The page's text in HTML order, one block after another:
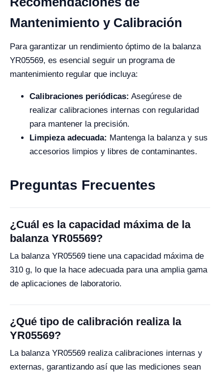
Mantenimiento y Calibración
Para garantizar un rendimiento óptimo de la balanza
YR05569, es esencial seguir un programa de
mantenimiento regular que incluya:
Calibraciones periódicas: Asegúrese de
realizar calibraciones internas con regularidad
para mantener la precisión.
Limpieza adecuada: Mantenga la balanza y sus
accesorios limpios y libres de contaminantes.
Preguntas Frecuentes
¿Cuál es la capacidad máxima de la
balanza YR05569?
La balanza YR05569 tiene una capacidad máxima de
310 g, lo que la hace adecuada para una amplia gama
de aplicaciones de laboratorio.
¿Qué tipo de calibración realiza la
YR05569?
La balanza YR05569 realiza calibraciones internas y
externas, garantizando así que las mediciones sean